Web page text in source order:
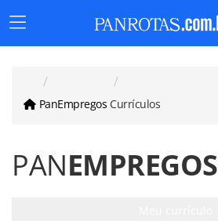
Menu
Principal
PanEmpregos Currículos
PANEMPREGOS